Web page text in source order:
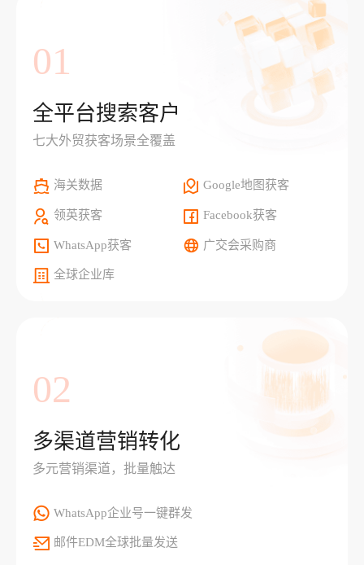
01
全平台搜索客户
七大外贸获客场景全覆盖
海关数据 Google地图获客
领英获客 Facebook获客
WhatsApp获客 广交会采购商
全球企业库
02
多渠道营销转化
多元营销渠道，批量触达
WhatsApp企业号一键群发
邮件EDM全球批量发送